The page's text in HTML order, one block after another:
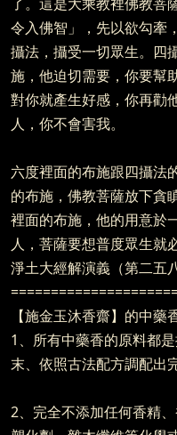
令入佛智」，先以欲勾牽
攝法，攝受一切眾生。四
施，他迫切需要，你要幫
對你就產生好感，你再勸
人，你不會害我。
六度裡面的布施跟四攝法
的布施，佛教菩薩放下貪
裡面的布施，他的用意於
人，菩薩要想普度眾生
淨土大經解演義（第二五
【施金玉沐香齋】的中藥
1、所有中藥香的原料都
末、依照古法配方調配出
2、完全不添加任何香精